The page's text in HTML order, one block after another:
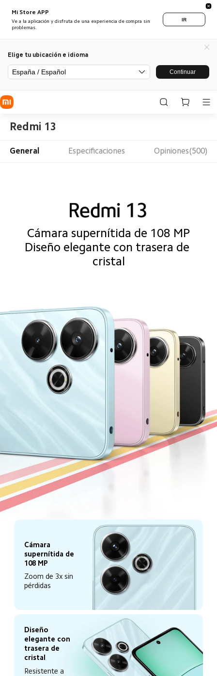
Mi Store APP
Ve a la aplicación y disfruta de una experiencia de compra sin
problemas.
IR
Elige tu ubicación e idioma
España / Español Continuar
Redmi 13
General Especificaciones Opiniones(500)
Cámara supernítida de 108 MP
Diseño elegante con trasera de
cristal
Cámara
supernítida de
108 MP
Zoom de 3x sin
pérdidas
Diseño
elegante con
trasera de
cristal
Resistente a